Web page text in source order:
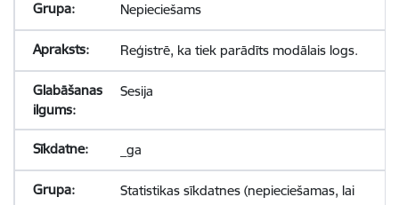
Nepieciešams
Reģistrē, ka tiek parādīts modālais logs.
Sesija
_ga
Statistikas sīkdatnes (nepieciešamas, lai